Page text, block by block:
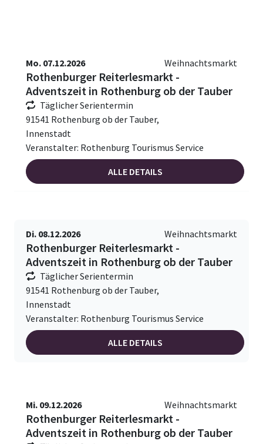
Mo. 07.12.2026 Weihnachtsmarkt
Rothenburger Reiterlesmarkt -
Adventszeit in Rothenburg ob der Tauber
Täglicher Serientermin
91541 Rothenburg ob der Tauber,
Innenstadt
Veranstalter: Rothenburg Tourismus Service
ALLE DETAILS
Di. 08.12.2026 Weihnachtsmarkt
Rothenburger Reiterlesmarkt -
Adventszeit in Rothenburg ob der Tauber
Täglicher Serientermin
91541 Rothenburg ob der Tauber,
Innenstadt
Veranstalter: Rothenburg Tourismus Service
ALLE DETAILS
Mi. 09.12.2026 Weihnachtsmarkt
Rothenburger Reiterlesmarkt -
Adventszeit in Rothenburg ob der Tauber